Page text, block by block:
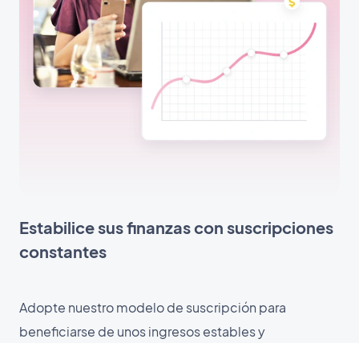
Estabilice sus finanzas con suscripciones
constantes
Adopte nuestro modelo de suscripción para
beneficiarse de unos ingresos estables y